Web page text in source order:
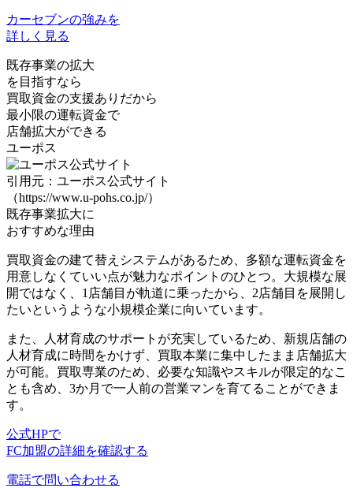
カーセブンの強みを
詳しく見る
既存事業の拡大
を目指すなら
買取資金の支援ありだから
最小限の運転資金で
店舗拡大ができる
ユーポス
引用元：ユーポス公式サイト
（https://www.u-pohs.co.jp/）
既存事業拡大に
おすすめな理由
買取資金の建て替えシステムがあるため、多額な運転資金を
用意しなくていい点が魅力なポイントのひとつ。大規模な展
開ではなく、1店舗目が軌道に乗ったから、2店舗目を展開し
たいというような小規模企業に向いています。
また、人材育成のサポートが充実しているため、 新規店舗の
人材育成に時間をかけず、買取本業に集中したまま店舗拡大
が可能。買取専業のため、必要な知識やスキルが限定的なこ
とも含め、3か月で一人前の営業マンを育てることができま
す。
公式HPで
FC加盟の詳細を確認する
電話で問い合わせる